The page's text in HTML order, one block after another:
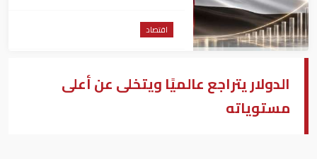
اقتصاد
الدولار يتراجع عالميًا ويتخلى عن أعلى
مستوياته